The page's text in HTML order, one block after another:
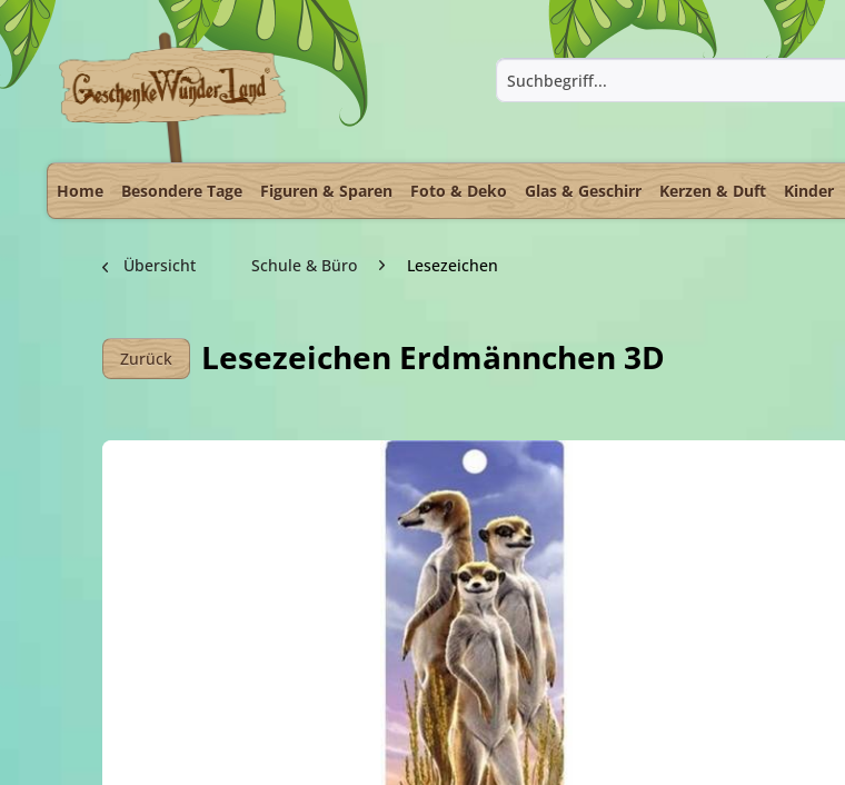
Home Besondere Tage Figuren & Sparen Foto & Deko Glas & Geschirr Kerzen & Duft Kinder
Übersicht Schule & Büro Lesezeichen
Zurück Lesezeichen Erdmännchen 3D